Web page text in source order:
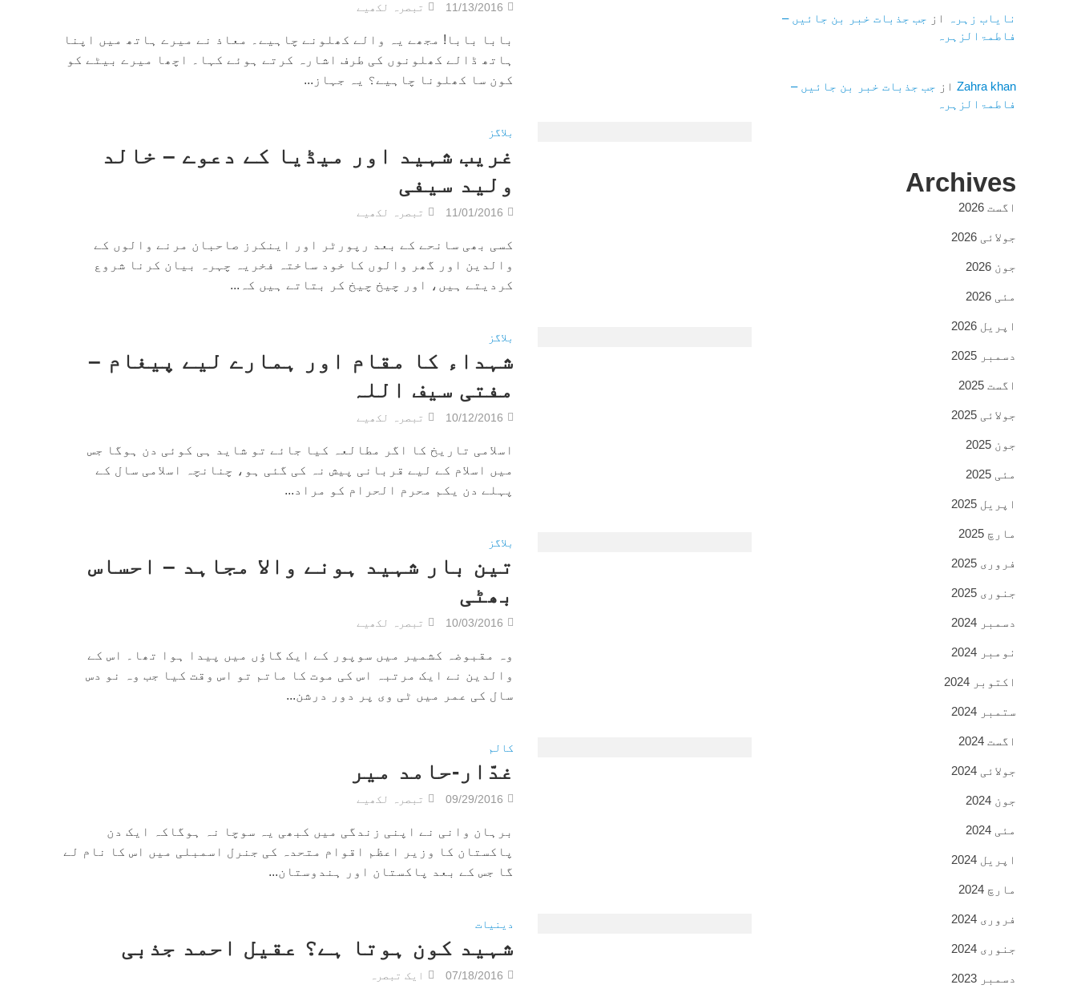
11/13/2016 تبصرہ لکھیے
بابا بابا! مجھے یہ والے کھلونے چاہیے۔ معاذ نے میرے ہاتھ میں اپنا
ہاتھ ڈالے کھلونوں کی طرف اشارہ کرتے ہوئے کہا۔ اچھا میرے بیٹے کو
کون سا کھلونا چاہیے؟ یہ جہاز...
بلاگز
غریب شہید اور میڈیا کے دعوے – خالد
ولید سیفی
11/01/2016 تبصرہ لکھیے
کسی بھی سانحے کے بعد رپورٹر اور اینکرز صاحبان مرنے والوں کے
والدین اور گھر والوں کا خود ساختہ فخریہ چہرہ بیان کرنا شروع
کردیتے ہیں، اور چیخ چیخ کر بتاتے ہیں کہ...
بلاگز
شہداء کا مقام اور ہمارے لیے پیغام –
مفتی سیف اللہ
10/12/2016 تبصرہ لکھیے
اسلامی تاریخ کا اگر مطالعہ کیا جائے تو شاید ہی کوئی دن ہوگا جس
میں اسلام کے لیے قربانی پیش نہ کی گئی ہو، چنانچہ اسلامی سال کے
پہلے دن یکم محرم الحرام کو مراد...
بلاگز
تین بار شہید ہونے والا مجاہد – احساس
بھٹی
10/03/2016 تبصرہ لکھیے
وہ مقبوضہ کشمیر میں سوپور کے ایک گاؤں میں پیدا ہوا تھا۔ اس کے
والدین نے ایک مرتبہ اس کی موت کا ماتم تو اس وقت کیا جب وہ نو دس
سال کی عمر میں ٹی وی پر دور درشن...
کالم
غدّار-حامد میر
09/29/2016 تبصرہ لکھیے
برہان وانی نے اپنی زندگی میں کبھی یہ سوچا نہ ہوگاکہ ایک دن
پاکستان کا وزیر اعظم اقوام متحدہ کی جنرل اسمبلی میں اس کا نام لے
گا جس کے بعد پاکستان اور ہندوستان...
دینیات
شہید کون ہوتا ہے؟ عقیل احمد جذبی
07/18/2016 ایک تبصرہ
نایاب زہرہ از جب جذبات خبر بن جائیں –
فاطمۃالزہرہ
Zahra khanاز جب جذبات خبر بن جائیں –
فاطمۃالزہرہ
Archives
اگست 2026
جولائی 2026
جون 2026
مئی 2026
اپریل 2026
دسمبر 2025
اگست 2025
جولائی 2025
جون 2025
مئی 2025
اپریل 2025
مارچ 2025
فروری 2025
جنوری 2025
دسمبر 2024
نومبر 2024
اکتوبر 2024
ستمبر 2024
اگست 2024
جولائی 2024
جون 2024
مئی 2024
اپریل 2024
مارچ 2024
فروری 2024
جنوری 2024
دسمبر 2023